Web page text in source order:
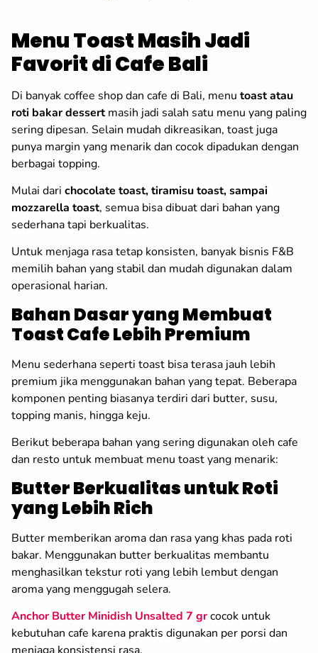
Menu Toast Masih Jadi
Favorit di Cafe Bali
Di banyak coffee shop dan cafe di Bali, menu toast atau
roti bakar dessertmasih jadi salah satu menu yang paling
sering dipesan. Selain mudah dikreasikan, toast juga
punya margin yang menarik dan cocok dipadukan dengan
berbagai topping.
Mulai dari chocolate toast, tiramisu toast, sampai
mozzarella toast, semua bisa dibuat dari bahan yang
sederhana tapi berkualitas.
Untuk menjaga rasa tetap konsisten, banyak bisnis F&B
memilih bahan yang stabil dan mudah digunakan dalam
operasional harian.
Bahan Dasar yang Membuat
Toast Cafe Lebih Premium
Menu sederhana seperti toast bisa terasa jauh lebih
premium jika menggunakan bahan yang tepat. Beberapa
komponen penting biasanya terdiri dari butter, susu,
topping manis, hingga keju.
Berikut beberapa bahan yang sering digunakan oleh cafe
dan resto untuk membuat menu toast yang menarik:
Butter Berkualitas untuk Roti
yang Lebih Rich
Butter memberikan aroma dan rasa yang khas pada roti
bakar. Menggunakan butter berkualitas membantu
menghasilkan tekstur roti yang lebih lembut dengan
aroma yang menggugah selera.
Anchor Butter Minidish Unsalted 7 grcocok untuk
kebutuhan cafe karena praktis digunakan per porsi dan